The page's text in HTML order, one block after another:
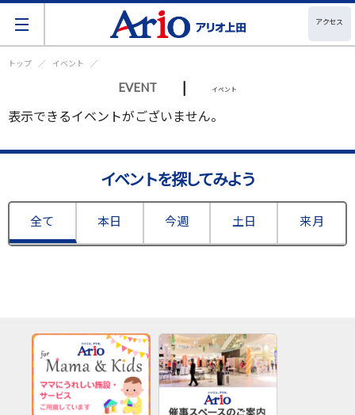
アクセス
トップ イベント
EVENT | イベント
表示できるイベントがございません。
イベントを探してみよう
全て 本日 今週 土日 来月